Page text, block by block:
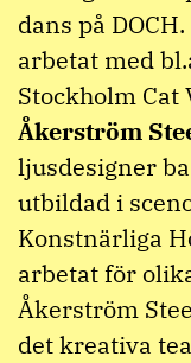
dans på
arbetat med
Stockholm Cat
Åkerström
ljusdesigner
utbildad i
Konstnärliga
arbetat för
Åkerström
det kreativa